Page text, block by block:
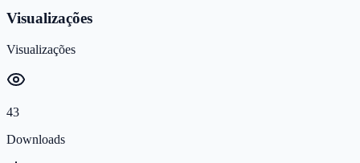
Visualizações
Visualizações
43
Downloads